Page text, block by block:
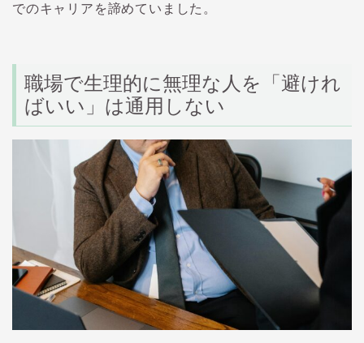
でのキャリアを諦めていました 。
職場で生理的に無理な人を「避けれ
ばいい」は通用しない